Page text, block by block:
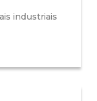
industriais